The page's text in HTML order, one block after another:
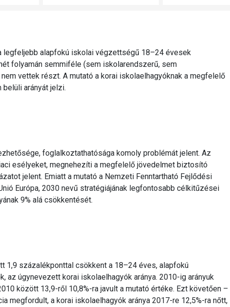
legfeljebb alapfokú iskolai végzettségű 18–24 évesek
folyamán semmiféle (sem iskolarendszerű, sem
vettek részt. A mutató a korai iskolaelhagyóknak a megfelelő
arányát jelzi.
foglalkoztathatósága komoly problémát jelent. Az
esélyeket, megnehezíti a megfelelő jövedelmet biztosító
jelent. Emiatt a mutató a Nemzeti Fenntartható Fejlődési
Európa, 2030 nevű stratégiájának legfontosabb célkitűzései
9% alá csökkentését.
1,9 százalékponttal csökkent a 18–24 éves, alapfokú
az úgynevezett korai iskolaelhagyók aránya. 2010-ig arányuk
között 13,9-ről 10,8%-ra javult a mutató értéke. Ezt követően –
megfordult, a korai iskolaelhagyók aránya 2017-re 12,5%-ra nőtt,